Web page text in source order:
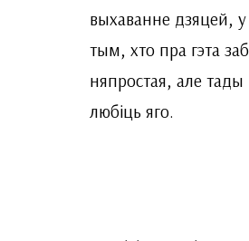
выхаванне дзяцей, у
тым, хто пра гэта
няпростая, але
любіць яго.